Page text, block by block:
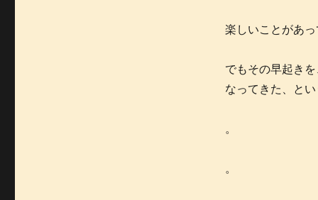
楽しいことがあ
でもその早起き
なってきた、と
。
。